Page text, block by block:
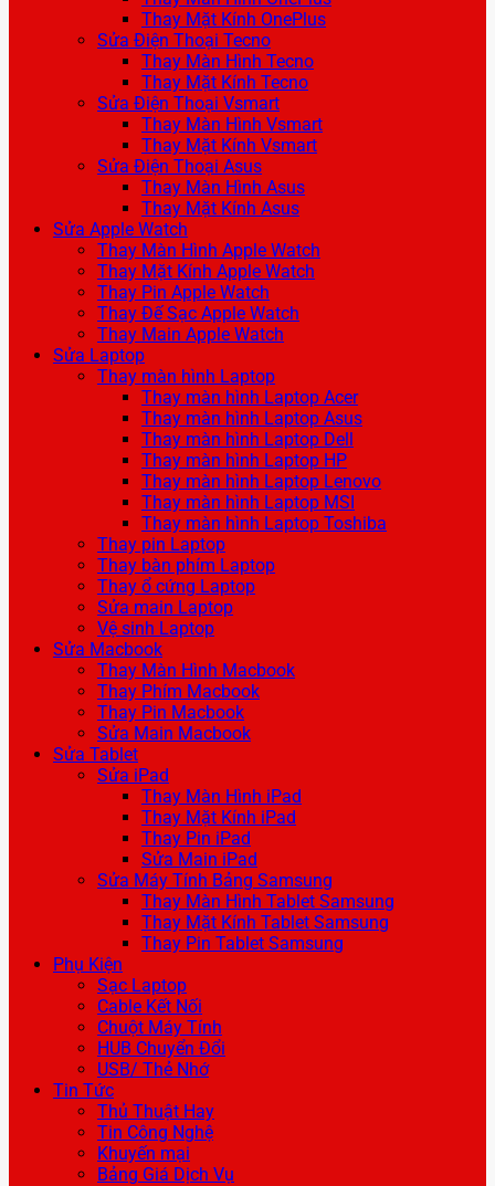
Thay Mặt Kính OnePlus
Sửa Điện Thoại Tecno
Thay Màn Hình Tecno
Thay Mặt Kính Tecno
Sửa Điện Thoại Vsmart
Thay Màn Hình Vsmart
Thay Mặt Kính Vsmart
Sửa Điện Thoại Asus
Thay Màn Hình Asus
Thay Mặt Kính Asus
Sửa Apple Watch
Thay Màn Hình Apple Watch
Thay Mặt Kính Apple Watch
Thay Pin Apple Watch
Thay Đế Sạc Apple Watch
Thay Main Apple Watch
Sửa Laptop
Thay màn hình Laptop
Thay màn hình Laptop Acer
Thay màn hình Laptop Asus
Thay màn hình Laptop Dell
Thay màn hình Laptop HP
Thay màn hình Laptop Lenovo
Thay màn hình Laptop MSI
Thay màn hình Laptop Toshiba
Thay pin Laptop
Thay bàn phím Laptop
Thay ổ cứng Laptop
Sửa main Laptop
Vệ sinh Laptop
Sửa Macbook
Thay Màn Hình Macbook
Thay Phím Macbook
Thay Pin Macbook
Sửa Main Macbook
Sửa Tablet
Sửa iPad
Thay Màn Hình iPad
Thay Mặt Kính iPad
Thay Pin iPad
Sửa Main iPad
Sửa Máy Tính Bảng Samsung
Thay Màn Hình Tablet Samsung
Thay Mặt Kính Tablet Samsung
Thay Pin Tablet Samsung
Phụ Kiện
Sạc Laptop
Cable Kết Nối
Chuột Máy Tính
HUB Chuyển Đổi
USB/ Thẻ Nhớ
Tin Tức
Thủ Thuật Hay
Tin Công Nghệ
Khuyến mại
Bảng Giá Dịch Vụ